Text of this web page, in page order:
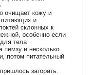
очищает кожу и
питающих и
склонных к
особенно если
тела
пемзу и несколько
потом питательный
загорать.